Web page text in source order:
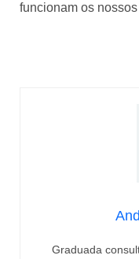
funcionam os nossos
Graduada